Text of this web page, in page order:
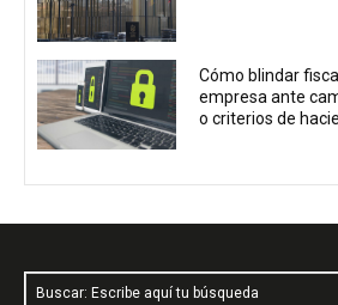
Cómo blindar
empresa ante
o criterios de
Buscar: Escribe aquí tu búsqueda